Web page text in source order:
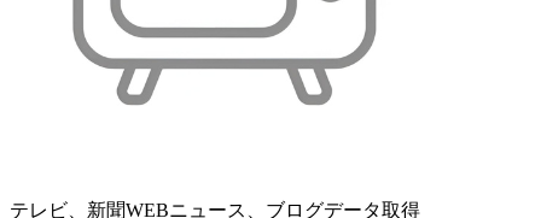
テレビ、新聞WEBニュース、ブログデータ取得